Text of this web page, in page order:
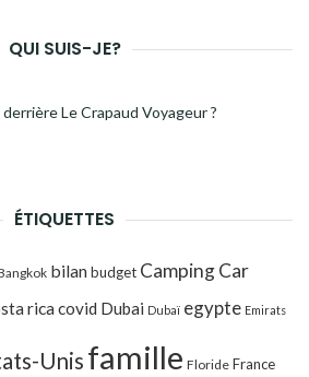
QUI SUIS-JE?
Le Crapaud Voyageur ?
ÉTIQUETTES
bilanbudget Camping Car
ricacovid Dubai Dubaï egypte Emirats
Unis famille Floride France